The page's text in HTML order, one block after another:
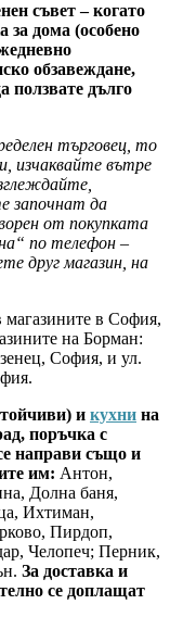
съвет – когато
за дома (особено
обзавеждане,
ползвате дълго
търговец, то
изчаквайте вътре
започнат да
от покупката
по телефон –
друг магазин, на
магазините в София,
на Борман:
София, и ул.
и кухни на
поръчка с
направи също и
им: Антон,
Долна баня,
Ихтиман,
Пирдоп,
Челопеч; Перник,
За доставка и
се доплащат